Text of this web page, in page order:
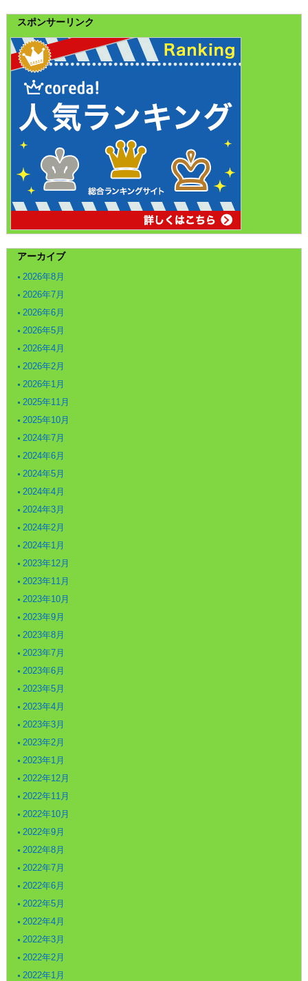
スポンサーリンク
アーカイブ
2026年8月
2026年7月
2026年6月
2026年5月
2026年4月
2026年2月
2026年1月
2025年11月
2025年10月
2024年7月
2024年6月
2024年5月
2024年4月
2024年3月
2024年2月
2024年1月
2023年12月
2023年11月
2023年10月
2023年9月
2023年8月
2023年7月
2023年6月
2023年5月
2023年4月
2023年3月
2023年2月
2023年1月
2022年12月
2022年11月
2022年10月
2022年9月
2022年8月
2022年7月
2022年6月
2022年5月
2022年4月
2022年3月
2022年2月
2022年1月